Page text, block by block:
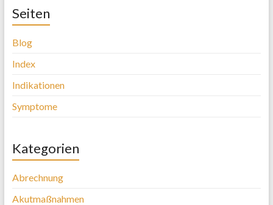
Seiten
Blog
Index
Indikationen
Symptome
Kategorien
Abrechnung
Akutmaßnahmen